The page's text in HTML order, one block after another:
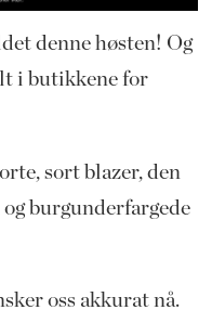
denne høsten! Og
i butikkene for
sort blazer, den
burgunderfargede
oss akkurat nå.